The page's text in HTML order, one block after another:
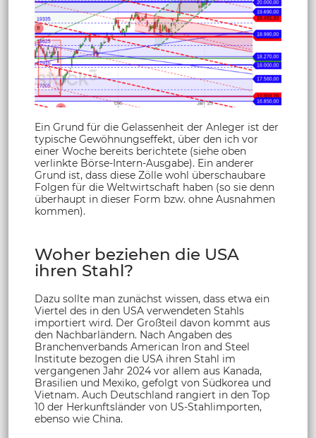
Ein Grund für die Gelassenheit der Anleger ist der
typische Gewöhnungseffekt, über den ich vor
einer Woche bereits berichtete (siehe oben
verlinkte Börse-Intern-Ausgabe). Ein anderer
Grund ist, dass diese Zölle wohl überschaubare
Folgen für die Weltwirtschaft haben (so sie denn
überhaupt in dieser Form bzw. ohne Ausnahmen
kommen).
Woher beziehen die USA
ihren Stahl?
Dazu sollte man zunächst wissen, dass etwa ein
Viertel des in den USA verwendeten Stahls
importiert wird. Der Großteil davon kommt aus
den Nachbarländern. Nach Angaben des
Branchenverbands American Iron and Steel
Institute bezogen die USA ihren Stahl im
vergangenen Jahr 2024 vor allem aus Kanada,
Brasilien und Mexiko, gefolgt von Südkorea und
Vietnam. Auch Deutschland rangiert in den Top
10 der Herkunftsländer von US-Stahlimporten,
ebenso wie China.